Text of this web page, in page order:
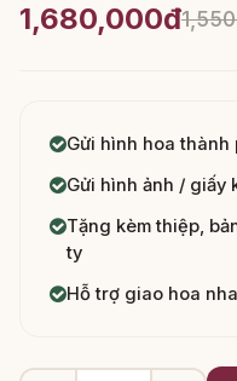
1,680,000đ
Gửi hình hoa
Gửi hình ảnh / giấy
Tặng kèm thiệp,
ty
Hỗ trợ giao hoa